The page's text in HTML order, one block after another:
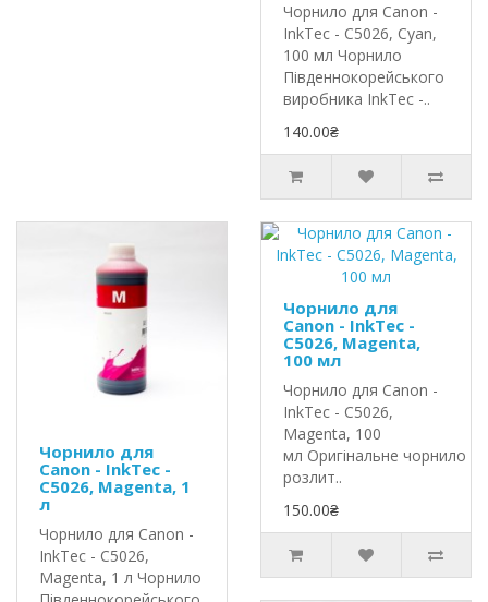
Чорнило для Canon -
InkTec - C5026, Cyan,
100 мл Чорнило
Південнокорейського
виробника InkTec -..
140.00₴
Чорнило для
Canon - InkTec -
C5026, Magenta, 1
л
Чорнило для Canon -
InkTec - C5026,
Magenta, 1 л Чорнило
Чорнило для
Canon - InkTec -
C5026, Magenta,
100 мл
Чорнило для Canon -
InkTec - C5026,
Magenta, 100
мл Оригінальне чорнило
розлит..
150.00₴